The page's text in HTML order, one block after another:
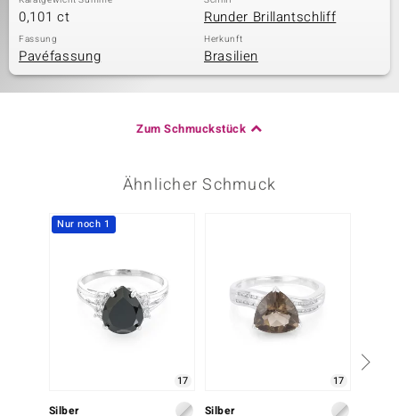
0,101 ct Runder Brillantschliff
Fassung
Pavéfassung
Herkunft
Brasilien
Zum Schmuckstück
Ähnlicher Schmuck
Nur noch 1
17
Silber
17
Silber